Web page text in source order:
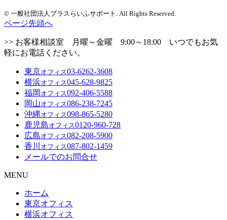
© 一般社団法人プラスらいふサポート. All Rights Reserved.
ページ先頭へ
>> お客様相談室 月曜～金曜 9:00～18:00 いつでもお気
軽にお電話ください。
東京オフィス03-6262-3608
横浜オフィス045-628-9825
福岡 オフィス092-406-5588
岡山オフィス086-238-7245
沖縄オフィス098-865-5280
鹿児島オフィス0120-960-728
広島オフィス082-208-5900
香川 オフィス087-802-1459
メールでのお問合せ
MENU
ホーム
東京オフィス
横浜オフィス